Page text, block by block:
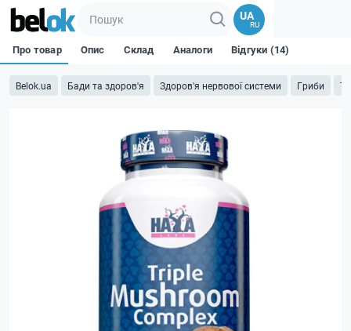
UA
RU
Belok.ua Бади та здоров'я Здоров'я нервової системи Гриби
Про товар Опис Склад Аналоги Відгуки (14)